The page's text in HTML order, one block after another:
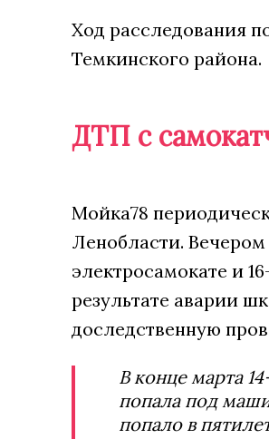
Ход расследования
Темкинского района.
ДТП с
Мойка78
Ленобласти. Вечером
электросамокате и
результате аварии
доследственную
В конце марта
попала под
попало в